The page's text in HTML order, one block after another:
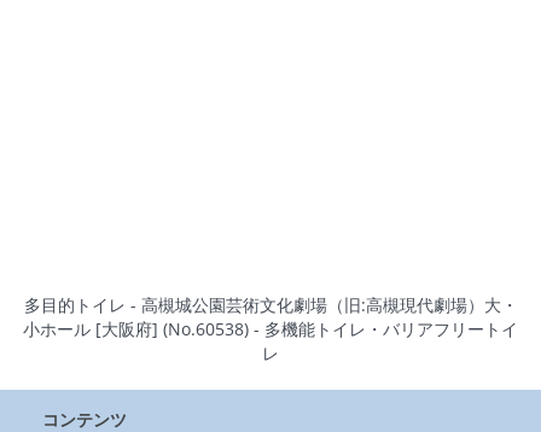
多目的トイレ - 高槻城公園芸術文化劇場（旧:高槻現代劇場）大・
小ホール [大阪府] (No.60538) - 多機能トイレ・バリアフリートイ
レ
コンテンツ